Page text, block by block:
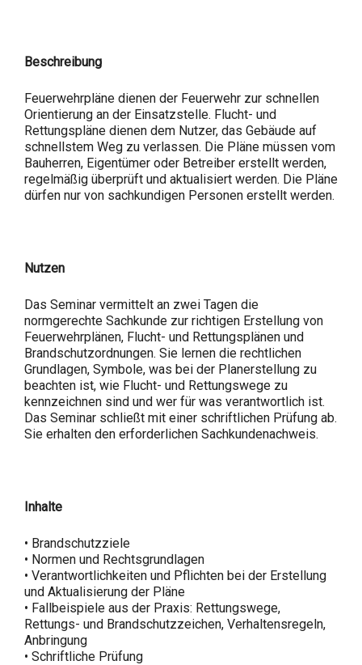
Beschreibung
Feuerwehrpläne dienen der Feuerwehr zur schnellen
Orientierung an der Einsatzstelle. Flucht- und
Rettungspläne dienen dem Nutzer, das Gebäude auf
schnellstem Weg zu verlassen. Die Pläne müssen vom
Bauherren, Eigentümer oder Betreiber erstellt werden,
regelmäßig überprüft und aktualisiert werden. Die Pläne
dürfen nur von sachkundigen Personen erstellt werden.
Nutzen
Das Seminar vermittelt an zwei Tagen die
normgerechte Sachkunde zur richtigen Erstellung von
Feuerwehrplänen, Flucht- und Rettungsplänen und
Brandschutzordnungen. Sie lernen die rechtlichen
Grundlagen, Symbole, was bei der Planerstellung zu
beachten ist, wie Flucht- und Rettungswege zu
kennzeichnen sind und wer für was verantwortlich ist.
Das Seminar schließt mit einer schriftlichen Prüfung ab.
Sie erhalten den erforderlichen Sachkundenachweis.
Inhalte
• Brandschutzziele
• Normen und Rechtsgrundlagen
• Verantwortlichkeiten und Pflichten bei der Erstellung
und Aktualisierung der Pläne
• Fallbeispiele aus der Praxis: Rettungswege,
Rettungs- und Brandschutzzeichen, Verhaltensregeln,
Anbringung
• Schriftliche Prüfung